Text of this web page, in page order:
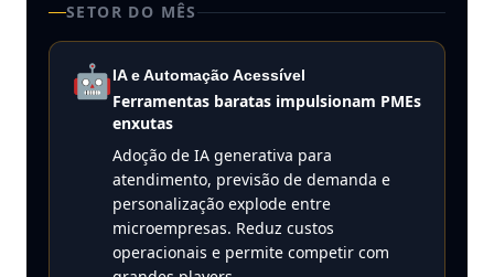
SETOR DO MÊS
🤖IA e Automação Acessível
Ferramentas baratas impulsionam PMEs
enxutas
Adoção de IA generativa para
atendimento, previsão de demanda e
personalização explode entre
microempresas. Reduz custos
operacionais e permite competir com